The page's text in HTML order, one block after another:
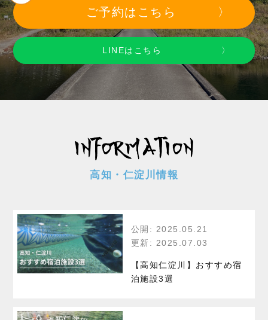
ご予約はこちら
LINEはこちら
高知・仁淀川情報
公開: 2025.05.21
更新: 2025.07.03
【高知仁淀川】おすすめ宿
泊施設3選